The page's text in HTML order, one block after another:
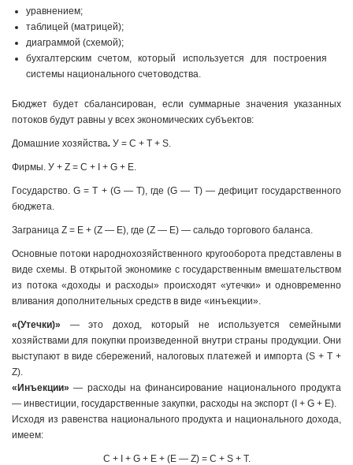
уравнением;
таблицей (матрицей);
диаграммой (схемой);
бухгалтерским счетом, который используется для построения
системы национального счетоводства.
Бюджет будет сбалансирован, если суммарные значения указанных
потоков будут равны у всех экономических субъектов:
Домашние хозяйства. У = С + Т + S.
Фирмы. У + Z = С + I + G + Е.
Государство. G = Т + (G — T), где (G — T) — дефицит государственного
бюджета.
Заграница Z = E + (Z — E), где (Z — E) — сальдо торгового баланса.
Основные потоки народнохозяйственного кругооборота представлены в
виде схемы. В открытой экономике с государственным вмешательством
из потока «доходы и расходы» происходят «утечки» и одновременно
вливания дополнительных средств в виде «инъекции».
«(Утечки)» — это доход, который не используется семейными
хозяйствами для покупки произведенной внутри страны продукции. Они
выступают в виде сбережений, налоговых платежей и импорта (S + Т +
Z).
«Инъекции» — расходы на финансирование национального продукта
— инвестиции, государственные закупки, расходы на экспорт (I + G + Е).
Исходя из равенства национального продукта и национального дохода,
имеем:
С + I + G + E + (E — Z) = C + S + T.